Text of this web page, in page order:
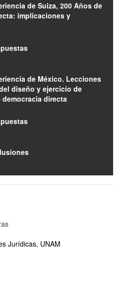
de Suiza, 200 Años de
implicaciones y
de México. Lecciones
diseño y ejercicio de
directa
Jurídicas, UNAM